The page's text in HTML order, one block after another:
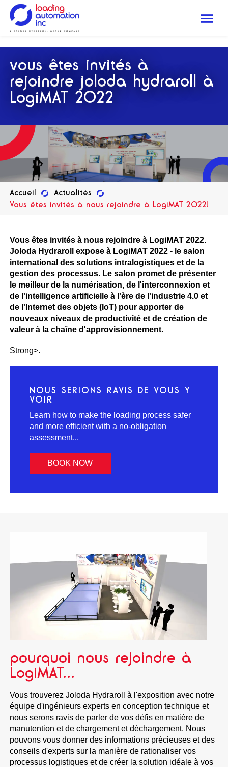
Automation
vous êtes invités à
rejoindre joloda hydraroll à
LogiMAT 2022
Accueil
Actualités
Vous êtes invités à nous rejoindre à LogiMAT 2022!
Vous êtes invités à nous rejoindre à LogiMAT 2022.
Joloda Hydraroll expose à LogiMAT 2022 - le salon
international des solutions intralogistiques et de la
gestion des processus. Le salon promet de présenter
le meilleur de la numérisation, de l'interconnexion et
de l'intelligence artificielle à l'ère de l'industrie 4.0 et
de l'Internet des objets (IoT) pour apporter de
nouveaux niveaux de productivité et de création de
valeur à la chaîne d'approvisionnement.
Strong>.
NOUS SERIONS RAVIS DE VOUS Y
VOIR
Learn how to make the loading process safer
and more efficient with a no-obligation
assessment...
BOOK NOW
pourquoi nous rejoindre à
LogiMAT...
Vous trouverez Joloda Hydraroll à l'exposition avec notre
équipe d'ingénieurs experts en conception technique et
nous serons ravis de parler de vos défis en matière de
manutention et de chargement et déchargement. Nous
pouvons vous donner des informations précieuses et des
conseils d'experts sur la manière de rationaliser vos
processus logistiques et de créer la solution idéale à vos